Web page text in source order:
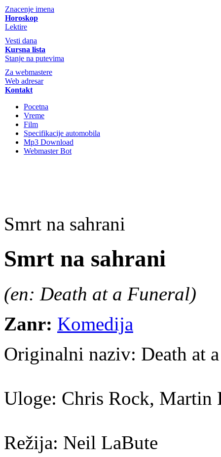
Znacenje imena
Horoskop
Lektire
Vesti dana
Kursna lista
Stanje na putevima
Za webmastere
Web adresar
Kontakt
Pocetna
Vreme
Film
Specifikacije automobila
Mp3 Download
Webmaster Bot
Smrt na sahrani
Smrt na sahrani
(en: Death at a Funeral)
Zanr: Komedija
Originalni naziv: Death at
Uloge: Chris Rock, Martin
Režija: Neil LaBute